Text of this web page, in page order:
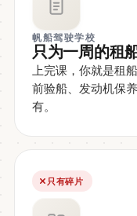
帆船驾驶学校
只为一周的租
上完课，你就是租
前验船、发动机保
有。
只有碎片